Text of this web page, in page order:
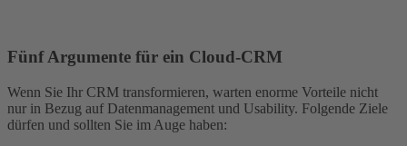
Fünf Argumente für ein Cloud-CRM
Wenn Sie Ihr CRM transformieren, warten enorme Vorteile nicht
nur in Bezug auf Datenmanagement und Usability. Folgende Ziele
dürfen und sollten Sie im Auge haben: